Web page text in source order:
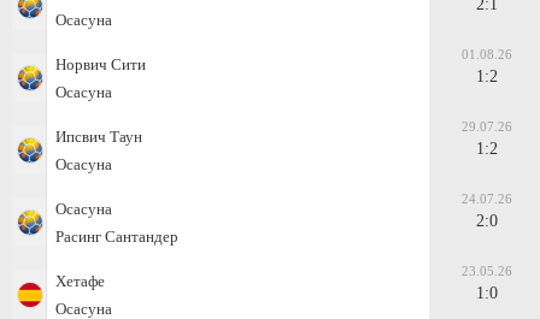
Осасуна
2:1
Норвич Сити
Осасуна
01.08.26
1:2
Ипсвич Таун
Осасуна
29.07.26
1:2
Осасуна
Расинг Сантандер
24.07.26
2:0
Хетафе
Осасуна
23.05.26
1:0